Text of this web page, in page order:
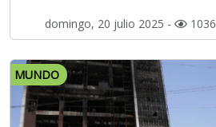
domingo, 20 julio 2025 - 1036
MUNDO